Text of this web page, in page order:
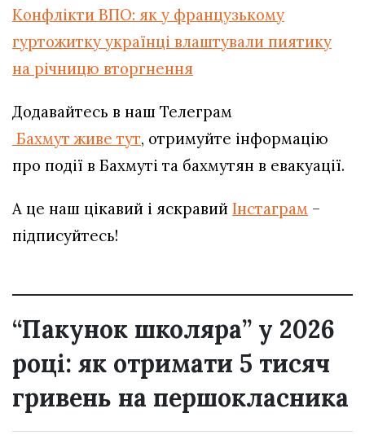
Конфлікти ВПО: як у французькому
гуртожитку українці влаштували пиятику
на річницю вторгнення
Додавайтесь в наш Телеграм
Бахмут живе тут, отримуйте інформацію
про події в Бахмуті та бахмутян в евакуації.
А це наш цікавий і яскравий Інстаграм –
підписуйтесь!
“Пакунок школяра” у 2026
році: як отримати 5 тисяч
гривень на першокласника